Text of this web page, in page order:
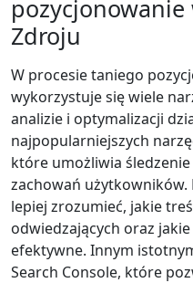
pozycjonowanie
Zdroju
W procesie taniego
wykorzystuje się wiele
analizie i optymalizacji
najpopularniejszych
które umożliwia
zachowań
lepiej zrozumieć, jakie
odwiedzających oraz
efektywne. Innym
Search Console, które